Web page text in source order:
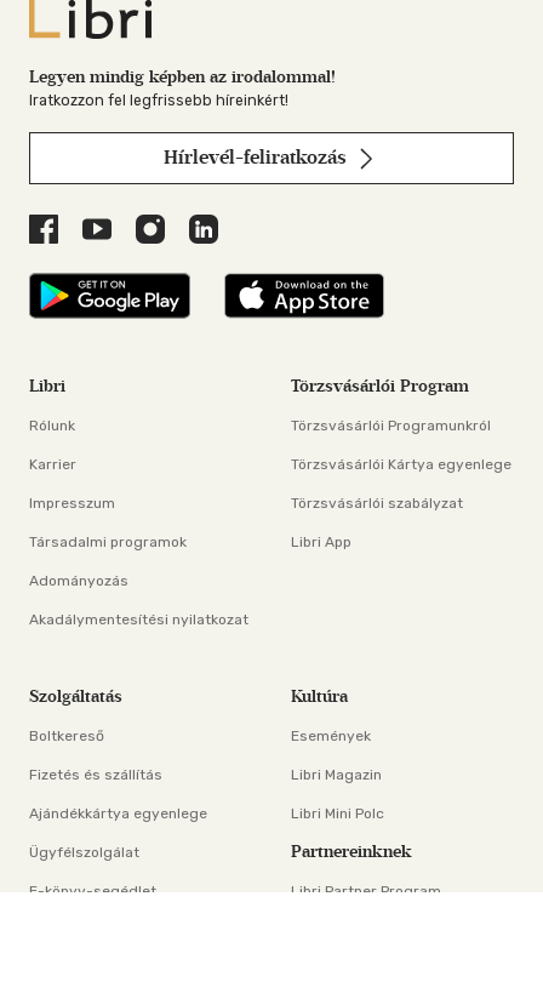
Libri
Legyen mindig képben az irodalommal!
Iratkozzon fel legfrissebb híreinkért!
Hírlevél-feliratkozás
Libri a Facebookon
Libri a Youtube-on
Libri az Instagramon
Libri a LinkedInen
Libri applikáció Szerezd meg: Google
Libri
Rólunk
Karrier
Impresszum
Társadalmi programok
Adományozás
Akadálymentesítési nyilatkozat
Törzsvásárlói Program
Törzsvásárlói Programunkról
Törzsvásárlói Kártya egyenlege
Törzsvásárlói szabályzat
Libri App
Szolgáltatás
Boltkereső
Fizetés és szállítás
Ajándékkártya egyenlege
Ügyfélszolgálat
E-könyv-segédlet
Kultúra
Események
Libri Magazin
Libri Mini Polc
Partnereinknek
Libri Partner Program